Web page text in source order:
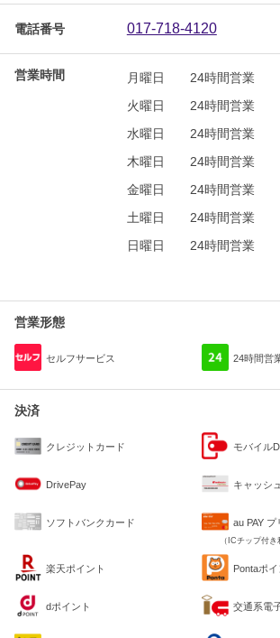
電話番号 017-718-4120
営業時間 月曜日
24時間営業
火曜日
24時間営業
水曜日
24時間営業
木曜日
24時間営業
金曜日
24時間営業
土曜日
24時間営業
日曜日
24時間営業
営業形態
セルフサービス 24時間営
決済
クレジットカード モバイル
DrivePay キャッシ
ソフトバンクカード au PAY
（ICチップ付き
楽天ポイント Pontaポイ
dポイント 交通系電